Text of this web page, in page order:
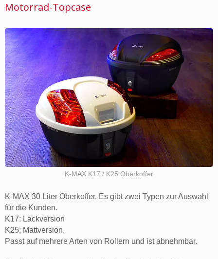
Motorrad-Topcase
K-MAX K17 / K25 Oberkoffer
K-MAX 30 Liter Oberkoffer. Es gibt zwei Typen zur Auswahl
für die Kunden.
K17: Lackversion
K25: Mattversion.
Passt auf mehrere Arten von Rollern und ist abnehmbar.